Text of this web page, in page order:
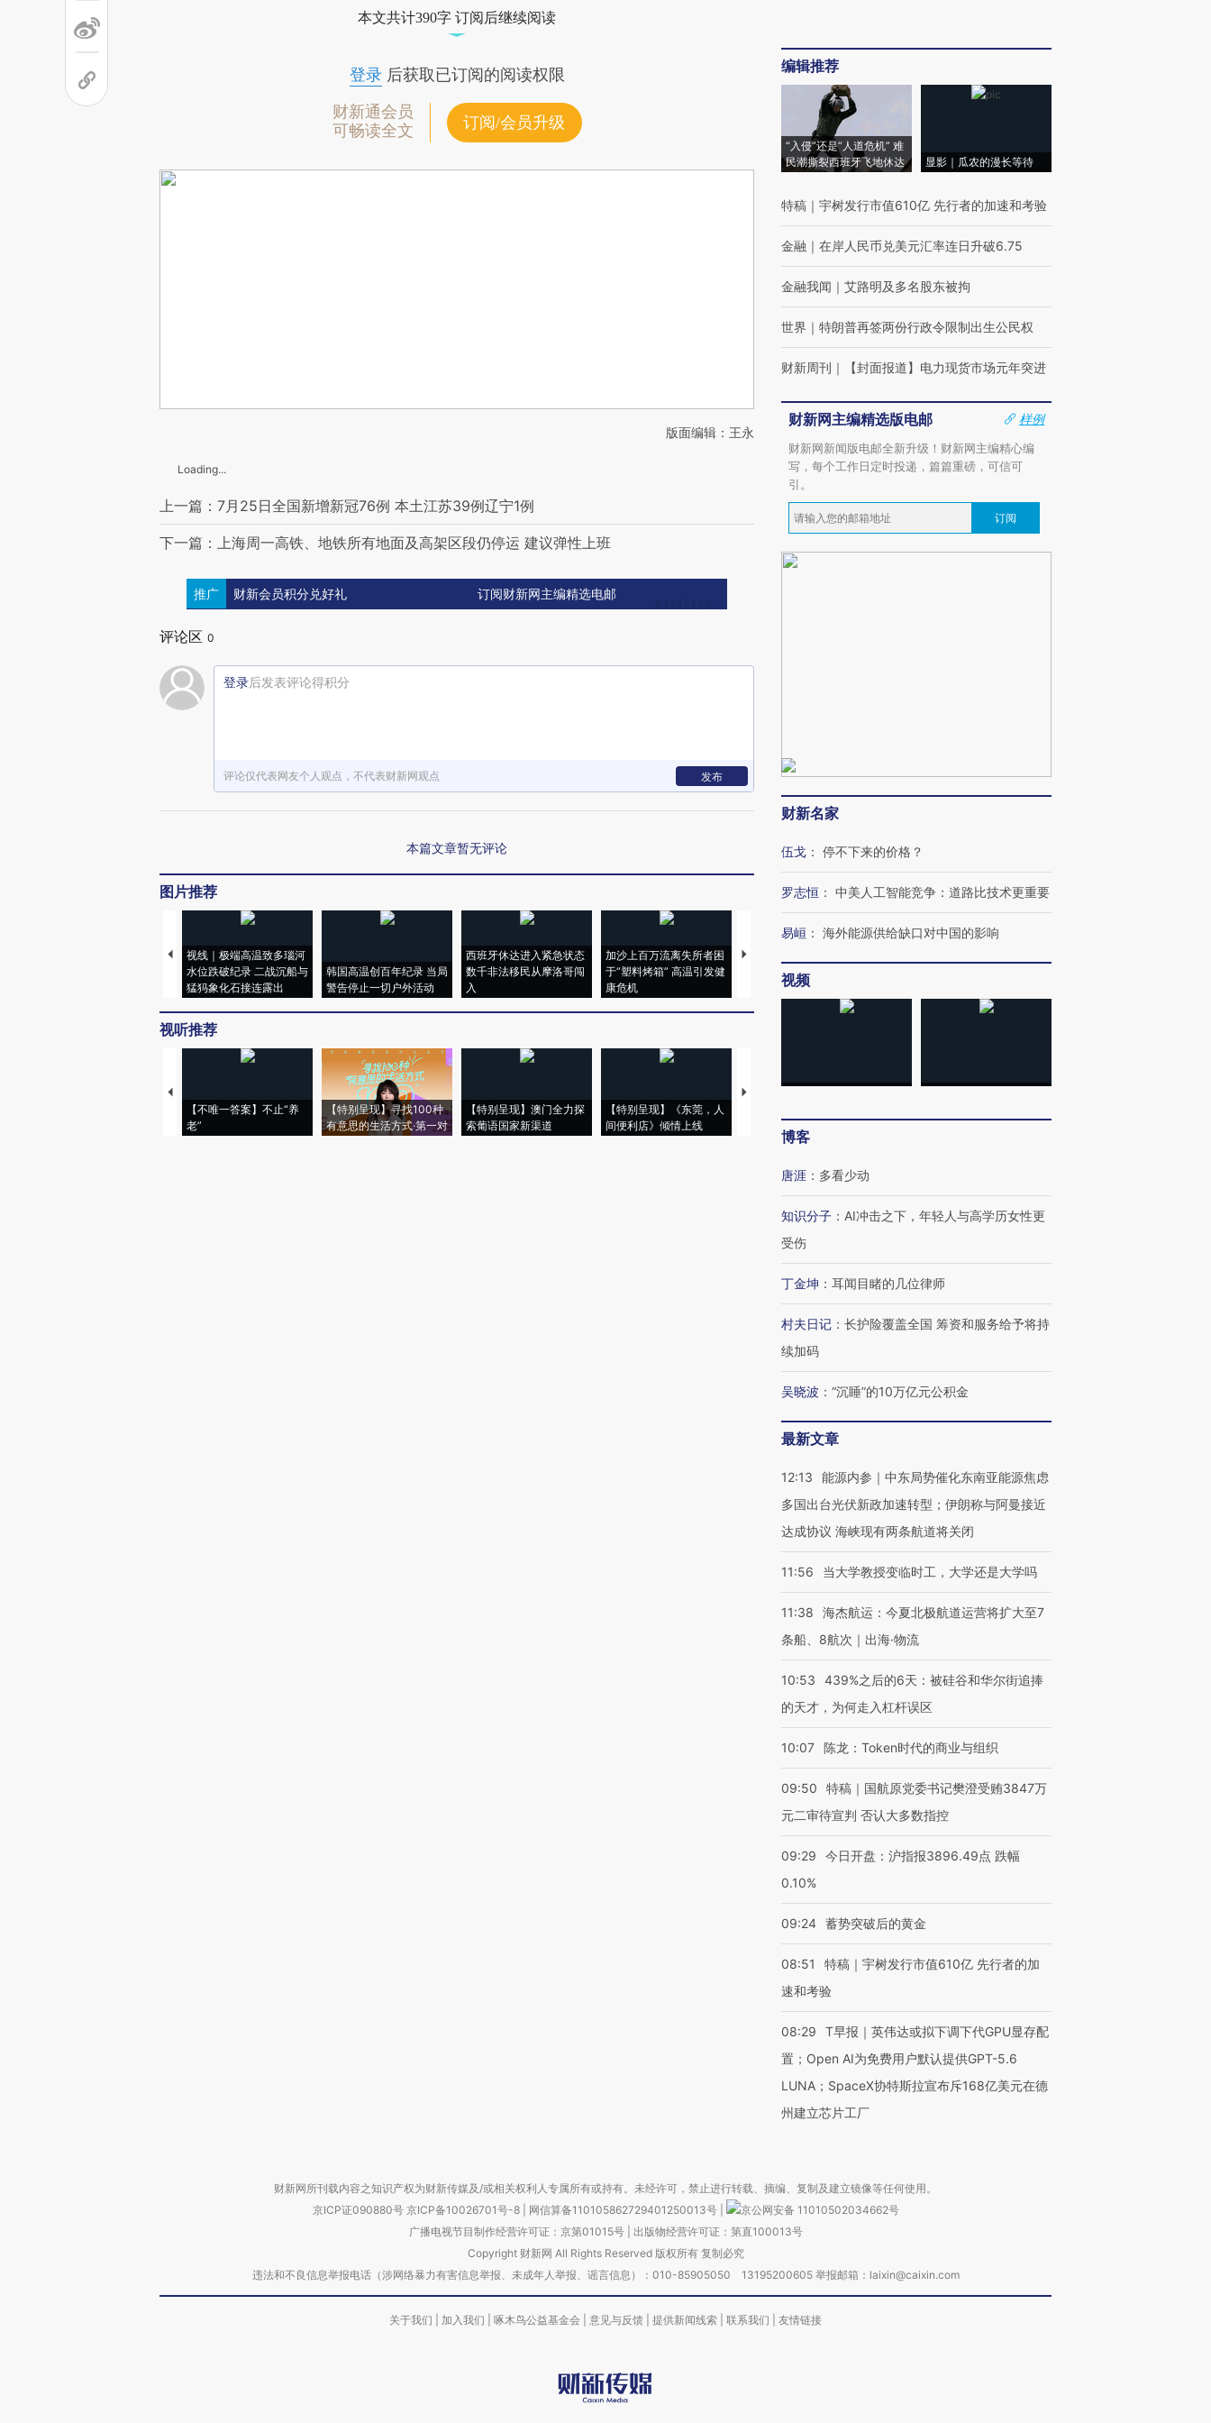
本文共计390字 订阅后继续阅读
登录后获取已订阅的阅读权限
财新通会员
可畅读全文
订阅/会员升级
版面编辑：王永
Loading...
上一篇：7月25日全国新增新冠76例 本土江苏39例辽宁1例
下一篇：上海周一高铁、地铁所有地面及高架区段仍停运 建议弹性上班
推广 财新会员积分兑好礼 订阅财新网主编精选电邮
评论区 0
登录后发表评论得积分
评论仅代表网友个人观点，不代表财新网观点 发布
本篇文章暂无评论
图片推荐
视线｜极端高温致多瑙河
水位跌破纪录 二战沉船与
猛犸象化石接连露出
韩国高温创百年纪录 当局
警告停止一切户外活动
西班牙休达进入紧急状态
数千非法移民从摩洛哥闯
入
加沙上百万流离失所者困
于“塑料烤箱” 高温引发健
康危机
视线｜HYROX的吸金
术：是什么让中产们甘
心“花钱找虐”？
视听推荐
【不唯一答案】不止“养
老”
【特别呈现】寻找100种
有意思的生活方式·第一对
【特别呈现】澳门全力探
索葡语国家新渠道
【特别呈现】《东莞，人
间便利店》倾情上线
【推广】走进第四届链博
编辑推荐
“入侵”还是“人道危机” 难
民潮撕裂西班牙飞地休达
显影｜瓜农的漫长等待
特稿 ｜ 宇树发行市值610亿 先行者的加速和考验
金融 ｜ 在岸人民币兑美元汇率连日升破6.75
金融我闻 ｜ 艾路明及多名股东被拘
世界 ｜ 特朗普再签两份行政令限制出生公民权
财新周刊 ｜ 【封面报道】电力现货市场元年突进
财新网主编精选版电邮
样例
财新网新闻版电邮全新升级！财新网主编精心编
写，每个工作日定时投递，篇篇重磅，可信可
引。
订阅
财新名家
伍戈 ： 停不下来的价格？
罗志恒 ： 中美人工智能竞争：道路比技术更重要
易峘 ： 海外能源供给缺口对中国的影响
视频
博客
唐涯 ： 多看少动
知识分子 ： AI冲击之下，年轻人与高学历女性更
受伤
丁金坤 ： 耳闻目睹的几位律师
村夫日记 ： 长护险覆盖全国 筹资和服务给予将持
续加码
吴晓波 ： “沉睡”的10万亿元公积金
最新文章
12:13
能源内参｜中东局势催化东南亚能源焦虑
多国出台光伏新政加速转型；伊朗称与阿曼接近
达成协议 海峡现有两条航道将关闭
11:56 当大学教授变临时工，大学还是大学吗
11:38
海杰航运：今夏北极航道运营将扩大至7
条船、8航次｜出海·物流
10:53
439%之后的6天：被硅谷和华尔街追捧
的天才，为何走入杠杆误区
10:07 陈龙：Token时代的商业与组织
09:50
特稿｜国航原党委书记樊澄受贿3847万
元二审待宣判 否认大多数指控
09:29
今日开盘：沪指报3896.49点 跌幅
0.10%
09:24 蓄势突破后的黄金
08:51
特稿｜宇树发行市值610亿 先行者的加
速和考验
08:29
T早报｜英伟达或拟下调下代GPU显存配
置；Open AI为免费用户默认提供GPT-5.6
LUNA；SpaceX协特斯拉宣布斥168亿美元在德
州建立芯片工厂
财新网所刊载内容之知识产权为财新传媒及/或相关权利人专属所有或持有。未经许可，禁止进行转载、摘编、复制及建立镜像等任何使用。
京ICP证090880号 京ICP备10026701号-8 网信算备110105862729401250013号
京公网安备 11010502034662号
广播电视节目制作经营许可证：京第01015号| 出版物经营许可证：第直100013号
Copyright 财新网 All Rights Reserved 版权所有 复制必究
违法和不良信息举报电话（涉网络暴力有害信息举报、未成年人举报、谣言信息）：010-85905050 13195200605 举报邮箱：laixin@caixin.com
关于我们 加入我们 啄木鸟公益基金会 意见与反馈 提供新闻线索 联系我们 友情链接